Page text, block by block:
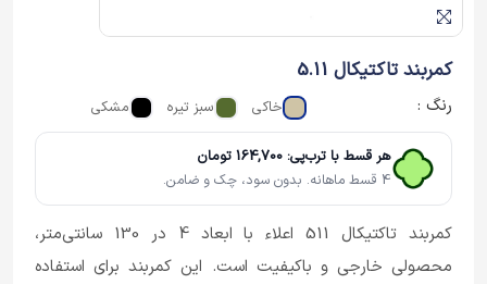
کمربند تاکتیکال 5.11
رنگ : خاکی سبز تیره مشکی
هر قسط با ترب‌پی: 164,700 تومان
4 قسط ماهانه. بدون سود، چک و ضامن.
کمربند تاکتیکال 511 اعلاء با ابعاد 4 در 130 سانتی‌متر،
محصولی خارجی و باکیفیت است. این کمربند برای استفاده